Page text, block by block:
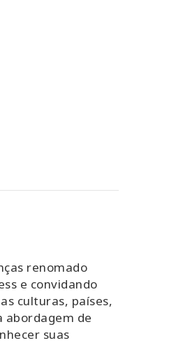
renomado
e convidando
culturas, países,
abordagem de
suas